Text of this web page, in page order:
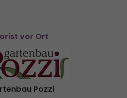
vor Ort
Pozzi